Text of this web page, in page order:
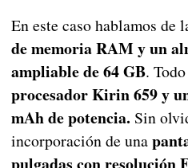
En este caso hablamos de
de memoria RAM y un
ampliable de 64 GB.
procesador Kirin 659 y
mAh de potencia. Sin
incorporación de una